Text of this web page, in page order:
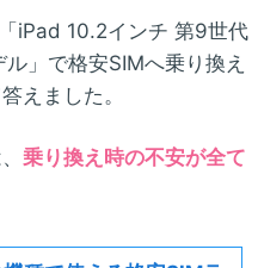
iPad 10.2インチ 第9世代
」で格安SIMへ乗り換え
えました。
乗り換え時の不安が全て